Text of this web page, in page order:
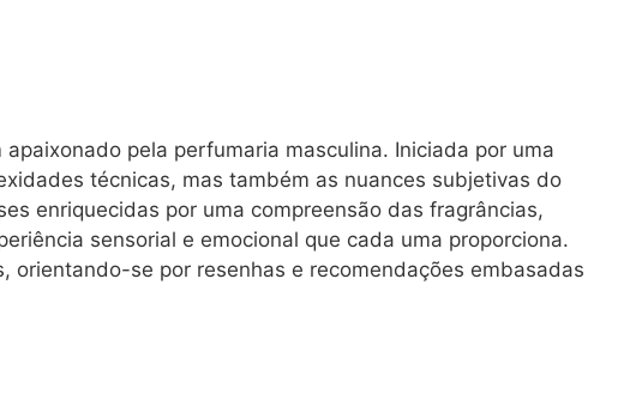
pela perfumaria masculina. Iniciada por uma
técnicas, mas também as nuances subjetivas do
enriquecidas por uma compreensão das fragrâncias,
sensorial e emocional que cada uma proporciona.
orientando-se por resenhas e recomendações embasadas